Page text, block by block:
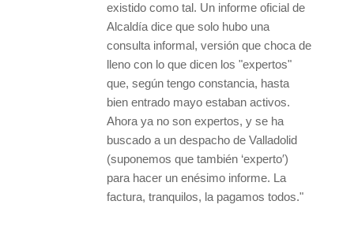
existido como tal. Un informe oficial de
Alcaldía dice que solo hubo una
consulta informal, versión que choca de
lleno con lo que dicen los "expertos"
que, según tengo constancia, hasta
bien entrado mayo estaban activos.
Ahora ya no son expertos, y se ha
buscado a un despacho de Valladolid
(suponemos que también ‘experto′)
para hacer un enésimo informe. La
factura, tranquilos, la pagamos todos."